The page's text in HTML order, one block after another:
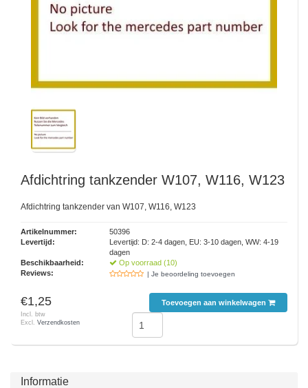
Afdichtring tankzender W107, W116, W123
Afdichtring tankzender van W107, W116, W123
Artikelnummer:
50396
Levertijd:
Levertijd: D: 2-4 dagen, EU: 3-10 dagen, WW: 4-19
dagen
Beschikbaarheid:
Op voorraad (10)
Reviews:
| Je beoordeling toevoegen
€1,25
Incl. btw
Excl. Verzendkosten
Toevoegen aan winkelwagen
Informatie